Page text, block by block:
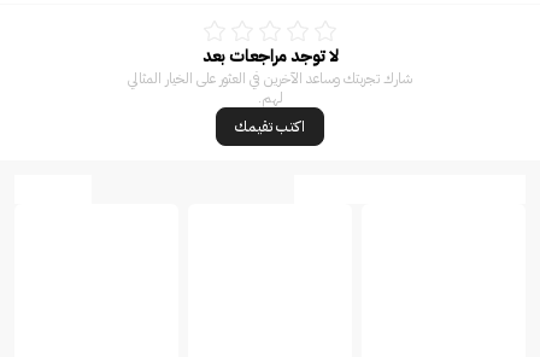
لا توجد مراجعات بعد
شارك تجربتك وساعد الآخرين في العثور على الخيار المثالي
لهم.
اكتب تقيمك